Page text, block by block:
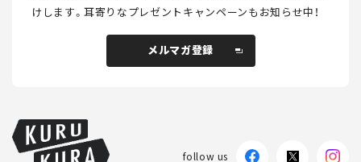
けします。耳寄りなプレゼントキャンペーンもお知らせ中！
メルマガ登録
follow us